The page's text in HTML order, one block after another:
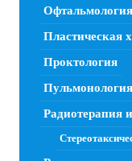
Офтальмология
Пластическая
Проктология
Пульмонология
Радиотерапия